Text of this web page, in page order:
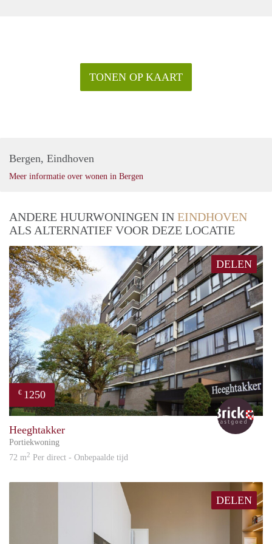
TONEN OP KAART
Bergen, Eindhoven
Meer informatie over wonen in Bergen
ANDERE HUURWONINGEN IN EINDHOVEN
ALS ALTERNATIEF VOOR DEZE LOCATIE
DELEN
€ 1250
Brick
Heeghtakker
Portiekwoning
72 m2 Per direct - Onbepaalde tijd
DELEN